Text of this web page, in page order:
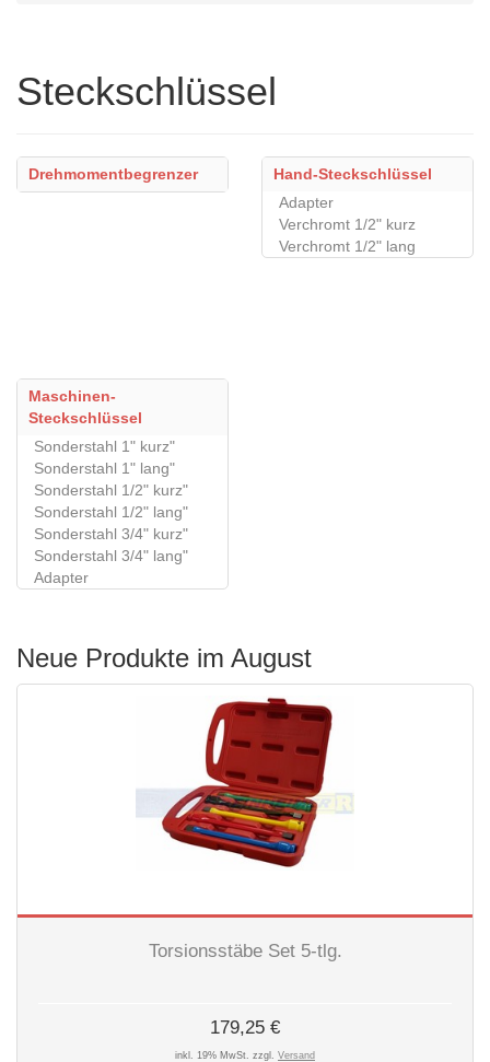
Steckschlüssel
Drehmomentbegrenzer
Hand-Steckschlüssel
Adapter
Verchromt 1/2" kurz
Verchromt 1/2" lang
Maschinen-
Steckschlüssel
Sonderstahl 1" kurz"
Sonderstahl 1" lang"
Sonderstahl 1/2" kurz"
Sonderstahl 1/2" lang"
Sonderstahl 3/4" kurz"
Sonderstahl 3/4" lang"
Adapter
Neue Produkte im August
Torsionsstäbe Set 5-tlg.
179,25 €
inkl. 19% MwSt. zzgl. Versand